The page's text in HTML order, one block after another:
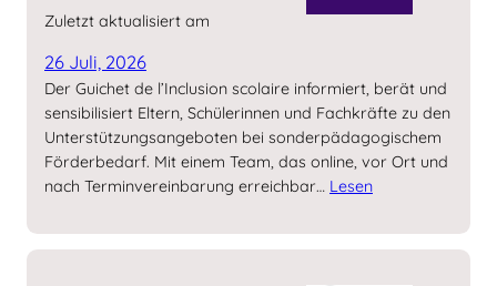
Zuletzt aktualisiert am
26 Juli, 2026
Der Guichet de l’Inclusion scolaire informiert, berät und
sensibilisiert Eltern, Schülerinnen und Fachkräfte zu den
Unterstützungsangeboten bei sonderpädagogischem
Förderbedarf. Mit einem Team, das online, vor Ort und
nach Terminvereinbarung erreichbar… Lesen